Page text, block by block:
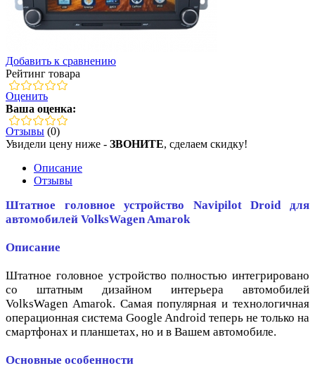
Добавить к сравнению
Рейтинг товара
Оценить
Ваша оценка:
Отзывы (0)
Увидели цену ниже - ЗВОНИТЕ, сделаем скидку!
Описание
Отзывы
Штатное головное устройство Navipilot Droid для
автомобилей VolksWagen Amarok
Описание
Штатное головное устройство полностью интегрировано
со штатным дизайном интерьера автомобилей
VolksWagen Amarok. Самая популярная и технологичная
операционная система Google Android теперь не только на
смартфонах и планшетах, но и в Вашем автомобиле.
Основные особенности